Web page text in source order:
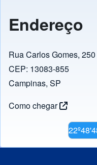
Endereço
Rua Carlos Gomes, 250
CEP: 13083-855
Campinas, SP
Como chegar